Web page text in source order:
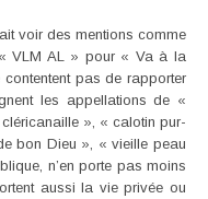
voir des mentions comme
VLM AL » pour « Va à la
pas de rapporter
les appellations de «
», « calotin pur-
bon Dieu », « vieille peau
n’en porte pas moins
aussi la vie privée ou